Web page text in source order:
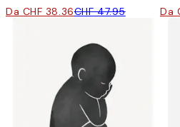
Da CHF 38.36CHF 47.95 Da